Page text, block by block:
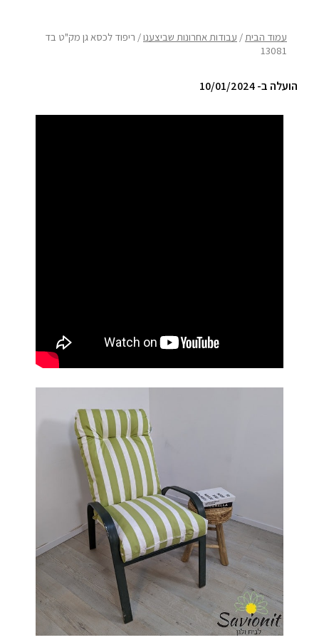
אקססוריז
מדיניות פרטיות
התחבר / הרשם
עמוד הבית/ עבודות אחרונות שביצענו/ ריפוד לכסא גן מק"ט בד
13081
הועלה ב- 10/01/2024